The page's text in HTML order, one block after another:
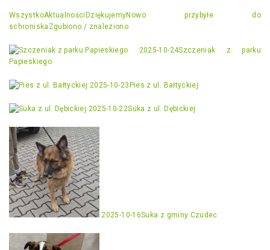
WszystkoAktualności DziękujemyNowo przybyłe do
schroniska Zgubiono / znaleziono
2025-10-24Szczeniak z parku
Papieskiego
2025-10-23 Pies z ul. Bałtyckiej
2025-10-22Suka z ul. Dębickiej
2025-10-16Suka z gminy Czudec